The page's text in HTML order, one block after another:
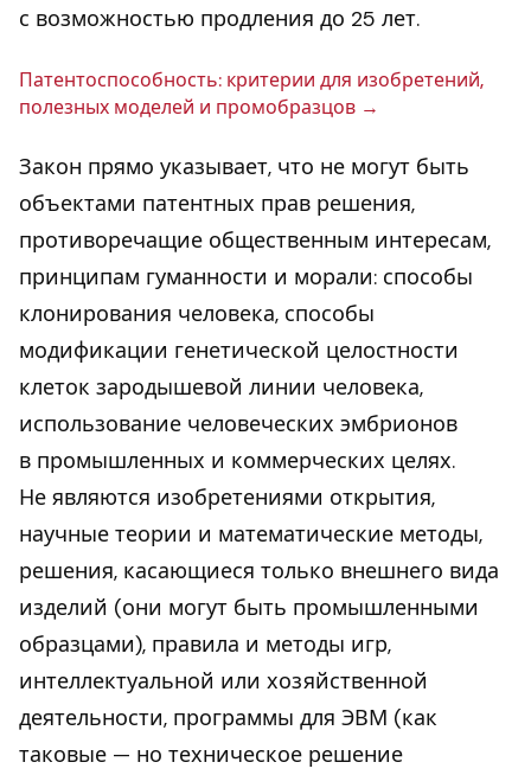
с возможностью продления до 25 лет.
Па­тен­то­спо­соб­ность: кри­те­рии для изоб­ре­те­ний,
по­лез­ных моделей и про­моб­раз­цов
Закон прямо указывает, что не могут быть
объектами патентных прав решения,
противоречащие общественным интересам,
принципам гуманности и морали: способы
клонирования человека, способы
модификации генетической целостности
клеток зародышевой линии человека,
использование человеческих эмбрионов
в промышленных и коммерческих целях.
Не являются изобретениями открытия,
научные теории и математические методы,
решения, касающиеся только внешнего вида
изделий (они могут быть промышленными
образцами), правила и методы игр,
интеллектуальной или хозяйственной
деятельности, программы для ЭВМ (как
таковые — но техническое решение